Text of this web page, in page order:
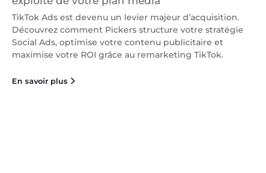
TikTok Ads est devenu un levier majeur d’acquisition.
Découvrez comment Pickers structure votre stratégie
Social Ads, optimise votre contenu publicitaire et
maximise votre ROI grâce au remarketing TikTok.
En savoir plus